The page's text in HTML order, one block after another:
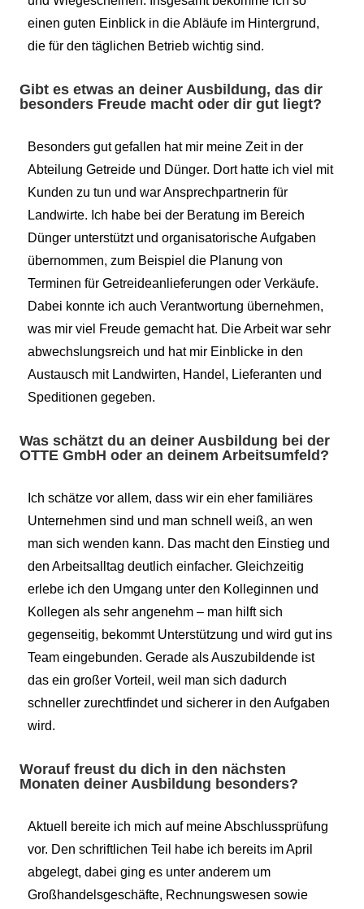
einen guten Einblick in die Abläufe im Hintergrund,
die für den täglichen Betrieb wichtig sind.
Gibt es etwas an deiner Ausbildung, das dir
besonders Freude macht oder dir gut liegt?
Besonders gut gefallen hat mir meine Zeit in der
Abteilung Getreide und Dünger. Dort hatte ich viel mit
Kunden zu tun und war Ansprechpartnerin für
Landwirte. Ich habe bei der Beratung im Bereich
Dünger unterstützt und organisatorische Aufgaben
übernommen, zum Beispiel die Planung von
Terminen für Getreideanlieferungen oder Verkäufe.
Dabei konnte ich auch Verantwortung übernehmen,
was mir viel Freude gemacht hat. Die Arbeit war sehr
abwechslungsreich und hat mir Einblicke in den
Austausch mit Landwirten, Handel, Lieferanten und
Speditionen gegeben.
Was schätzt du an deiner Ausbildung bei der
OTTE GmbH oder an deinem Arbeitsumfeld?
Ich schätze vor allem, dass wir ein eher familiäres
Unternehmen sind und man schnell weiß, an wen
man sich wenden kann. Das macht den Einstieg und
den Arbeitsalltag deutlich einfacher. Gleichzeitig
erlebe ich den Umgang unter den Kolleginnen und
Kollegen als sehr angenehm – man hilft sich
gegenseitig, bekommt Unterstützung und wird gut ins
Team eingebunden. Gerade als Auszubildende ist
das ein großer Vorteil, weil man sich dadurch
schneller zurechtfindet und sicherer in den Aufgaben
wird.
Worauf freust du dich in den nächsten
Monaten deiner Ausbildung besonders?
Aktuell bereite ich mich auf meine Abschlussprüfung
vor. Den schriftlichen Teil habe ich bereits im April
abgelegt, dabei ging es unter anderem um
Großhandelsgeschäfte, Rechnungswesen sowie